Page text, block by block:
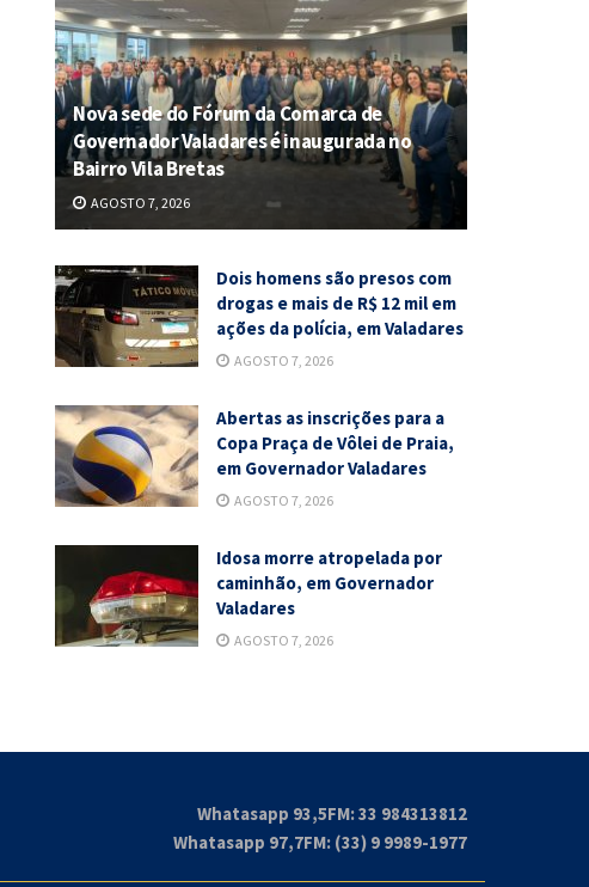
Nova sede do Fórum da Comarca de
Governador Valadares é inaugurada no
Bairro Vila Bretas
AGOSTO 7, 2026
Dois homens são presos com
drogas e mais de R$ 12 mil em
ações da polícia, em Valadares
AGOSTO 7, 2026
Abertas as inscrições para a
Copa Praça de Vôlei de Praia,
em Governador Valadares
AGOSTO 7, 2026
Idosa morre atropelada por
caminhão, em Governador
Valadares
AGOSTO 7, 2026
Whatasapp 93,5FM: 33 984313812
Whatasapp 97,7FM: (33) 9 9989-1977